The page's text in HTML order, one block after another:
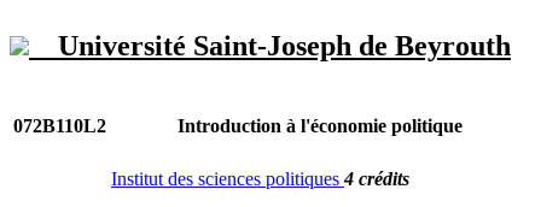
Université Saint-Joseph de Beyrouth
072B110L2 Introduction à l'économie politique
Institut des sciences politiques4 crédits